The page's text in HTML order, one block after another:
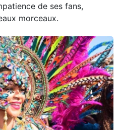
de ses fans,
morceaux.